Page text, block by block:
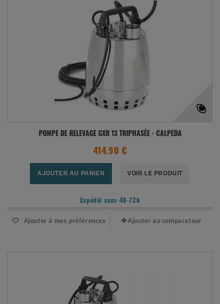
POMPE DE RELEVAGE GXR 13 TRIPHASÉE - CALPEDA
414.90 €
AJOUTER AU PANIER VOIR LE PRODUIT
Expédié sous 48-72h
Ajouter à mes préférences Ajouter au comparateur